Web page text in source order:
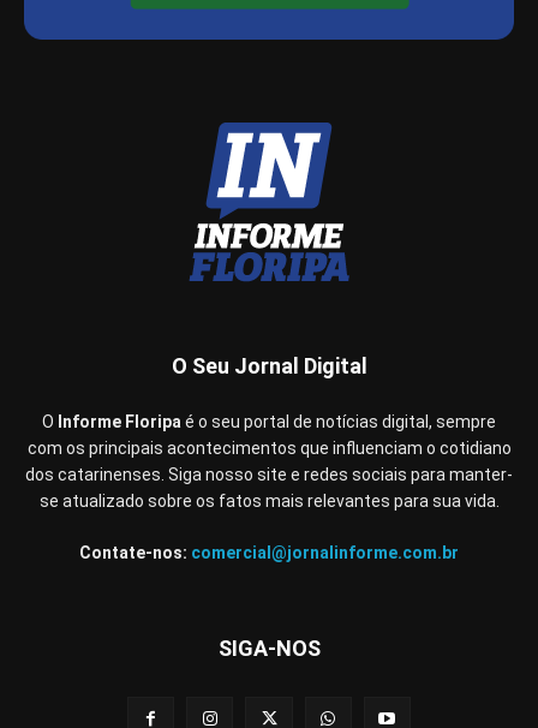
O Seu Jornal Digital
O Informe Floripa é o seu portal de notícias digital, sempre
com os principais acontecimentos que influenciam o cotidiano
dos catarinenses. Siga nosso site e redes sociais para manter-
se atualizado sobre os fatos mais relevantes para sua vida.
Contate-nos: comercial@jornalinforme.com.br
SIGA-NOS